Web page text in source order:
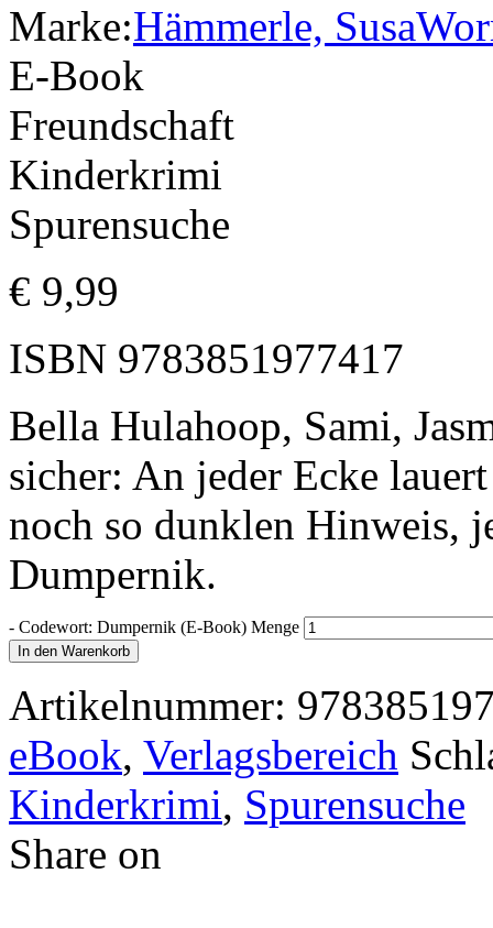
Marke:Hämmerle, Susa
E-Book
Freundschaft
Kinderkrimi
Spurensuche
€ 9,99
ISBN 9783851977417
Bella Hulahoop, Sami,
sicher: An jeder Ecke
noch so dunklen Hinweis,
Dumpernik.
- Codewort: Dumpernik (E-Book) Menge
In den Warenkorb
Artikelnummer:
eBook, Verlagsbereich
Kinderkrimi, Spurensuche
Share on